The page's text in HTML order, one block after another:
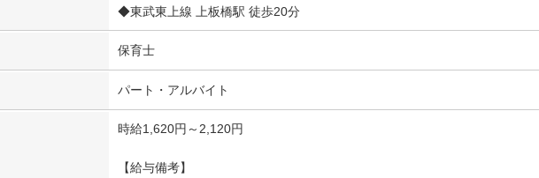
◆東武東上線 上板橋駅 徒歩20分
保育士
パート・アルバイト
時給1,620円～2,120円
【給与備考】